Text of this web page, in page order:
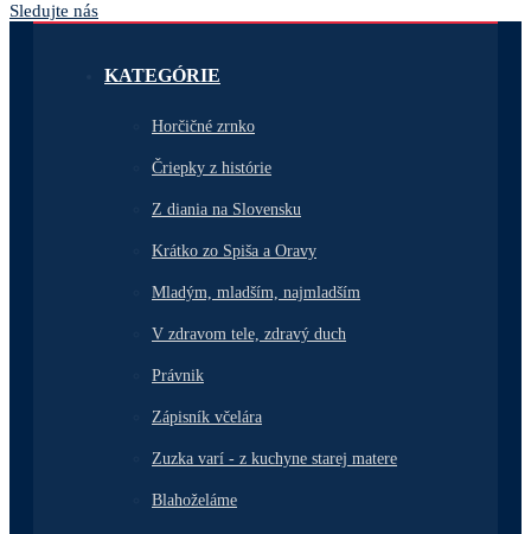
Sledujte nás
KATEGÓRIE
Horčičné zrnko
Čriepky z histórie
Z diania na Slovensku
Krátko zo Spiša a Oravy
Mladým, mladším, najmladším
V zdravom tele, zdravý duch
Právnik
Zápisník včelára
Zuzka varí - z kuchyne starej matere
Blahoželáme